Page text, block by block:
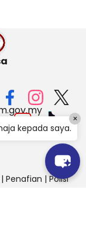
| Penafian | Polisi
kepada saya.
×